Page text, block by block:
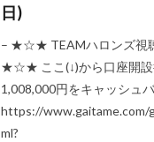
日)
– ★☆★ TEAMハロンズ視
★☆★ ここ(↓)から口座開設
1,008,000円をキャッシュバ
https://www.gaitame.com/
ml?